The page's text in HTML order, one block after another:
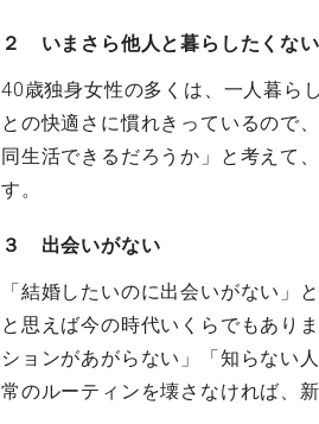
２ いまさら他人と暮らしたくない
40歳独身女性の多くは、一人暮ら
との快適さに慣れきっているので
同生活できるだろうか」と考えて
す。
３ 出会いがない
「結婚したいのに出会いがない」
と思えば今の時代いくらでもあり
ションがあがらない」「知らない
常のルーティンを壊さなければ、